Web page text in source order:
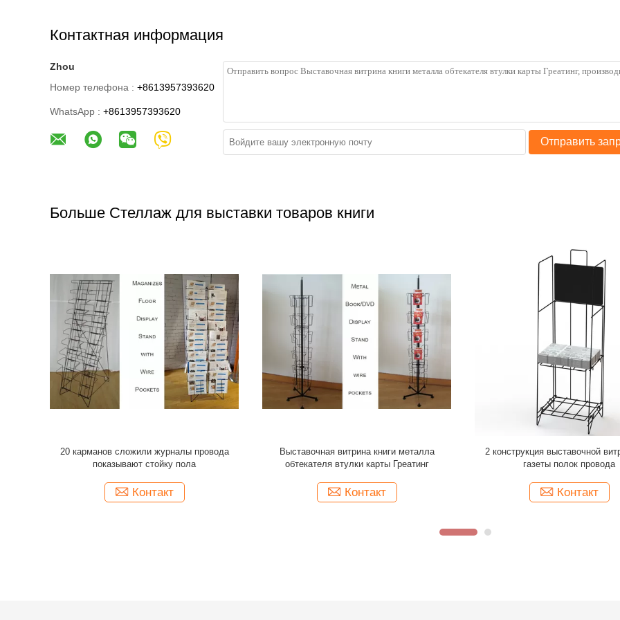
Контактная информация
Zhou
Номер телефона : +8613957393620
WhatsApp : +8613957393620
Отправить
Больше Стеллаж для выставки товаров книги
Выставочная витрина книги металла
вращения 360 градусов для сторон DVD 4
Контакт
Карманов обтекателя втулки провода
выставочная витрина книги металла
Контакт
4 столбца поворачивая
витрину книги металла с
Контакт